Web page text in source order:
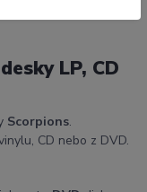
LP, CD
Scorpions.
CD nebo z DVD.